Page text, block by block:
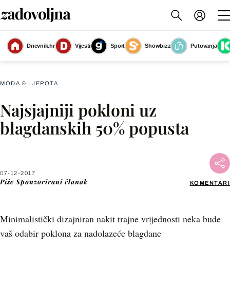
Dnevnik.hr Vijesti Sport Showbizz
Putovanja
Srebrna ogrlica, redovna cijena 490kn, s popustom 245kn, Argentum
MODA & LJEPOTA
Najsjajniji pokloni uz
blagdanskih 50% popusta
07-12-2017
Piše Sponzorirani članak KOMENTARI
Minimalistički dizajniran nakit trajne vrijednosti neka bude
vaš odabir poklona za nadolazeće blagdane
Facebook
WhatsApp